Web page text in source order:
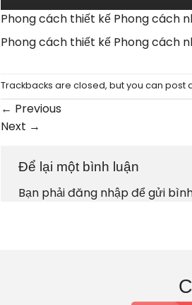
Phong cách thiết kế Phong cách
Phong cách thiết kế Phong cách
Trackbacks are closed, but you can post
← Previous
Next →
Để lại một bình luận
Bạn phảiđăng nhậpđể gửi